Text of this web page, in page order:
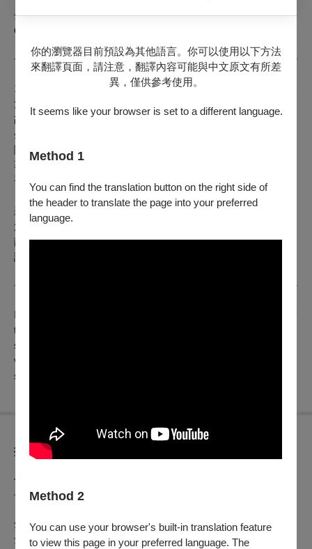
你的瀏覽器目前預設為其他語言。你可以使用以下方法
來翻譯頁面，請注意，翻譯內容可能與中文原文有所差
異，僅供參考使用。
It seems like your browser is set to a different language.
Method 1
You can find the translation button on the right side of
the header to translate the page into your preferred
language.
Method 2
You can use your browser's built-in translation feature
to view this page in your preferred language. The
金子雅和 Masakazu KANEKO｜日本 Japan | 2025 | DCP |
Color | 108min
1958年，夏末的某個午後，颱風肆虐的陰影再度籠罩在座落於
河川邊的小村落。一天，村裡的紙芝居向眾人講述一段古老的
故事：一名因悲劇戀情而心碎的女子，曾在深山的淵水中輕
生，自此每隔數十年，村莊便會迎來一次毀滅性的洪水決堤。
隨著今年颱風步步緊逼，全村再度命懸一線。此時一名少年帶
著對未知的無畏與好奇，決定與時間賽跑，獨自踏入深山試圖
平息那名女子的悲痛、阻止即將來臨的災難。
新世代演員華村飛鳥、台裔日籍性格男星葵揚領銜主演，與資
深實力派演員堀部圭亮、根岸季衣、渡邊哲、安田顯等人，在
靜謐深遠的山林中，追尋戰後重建時期的古老傳說，在清澈真
誠的山澗溪水裡，重拾良知、映照彼此。
In 1958, young Yucha, living in a riverside village threatened by
typhoons, learns of a flood legend from a Kami-Shibai
storyteller. Determined to stop the recurring floods, Yucha
ventures into a dangerous mountain pool to soothe a grief-
stricken girl's spirit.
折扣方案
早鳥啟售期間：8/08（五）13:00 起，至 8/22（五）00:00 止
早鳥票：每張 85 元
全票啟售期間：8/22（五）00:00 起
全 票：每張 100 元